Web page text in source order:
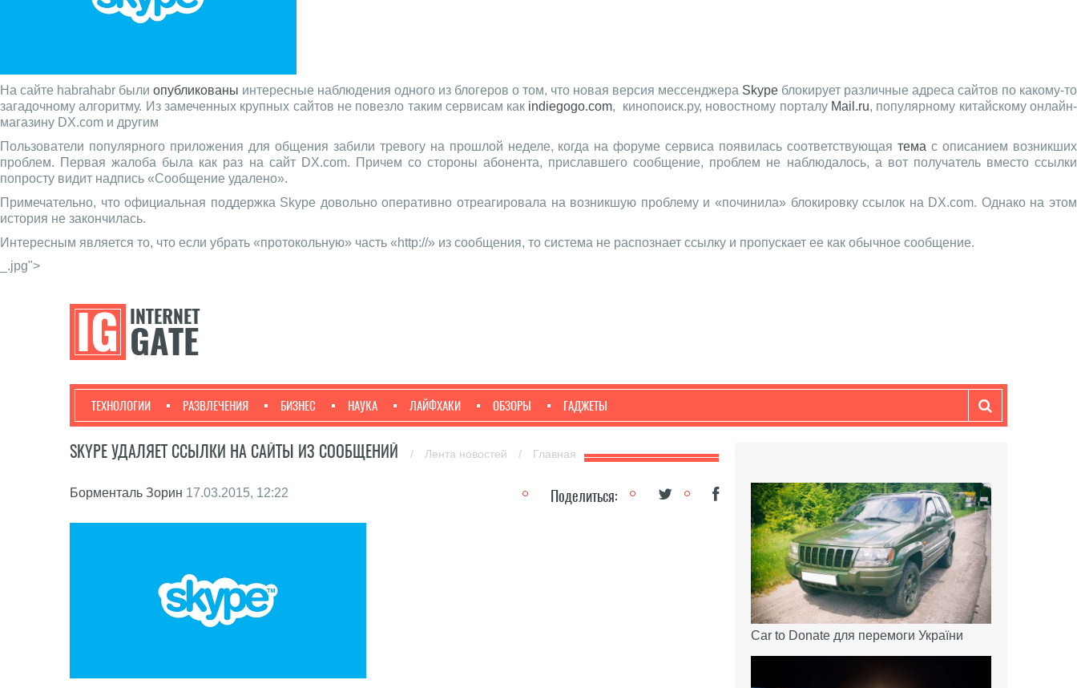
На сайте habrahabr были опубликованы интересные наблюдения одного из блогеров о том, что новая версия мессенджера Skype блокирует различные адреса сайтов по какому-то
загадочному алгоритму. Из замеченных крупных сайтов не повезло таким сервисам как indiegogo.com, кинопоиск.ру, новостному порталу Mail.ru, популярному китайскому онлайн-
магазину DX.com и другим
Пользователи популярного приложения для общения забили тревогу на прошлой неделе, когда на форуме сервиса появилась соответствующаятема с описанием возникших
проблем. Первая жалоба была как раз на сайт DX.com. Причем со стороны абонента, приславшего сообщение, проблем не наблюдалось, а вот получатель вместо ссылки
попросту видит надпись «Сообщение удалено».
Примечательно, что официальная поддержка Skype довольно оперативно отреагировала на возникшую проблему и «починила» блокировку ссылок на DX.com. Однако на этом
история не закончилась.
Интересным является то, что если убрать «протокольную» часть «http://» из сообщения, то система не распознает ссылку и пропускает ее как обычное сообщение.
_.jpg">
ТЕХНОЛОГИИ РАЗВЛЕЧЕНИЯ БИЗНЕС НАУКА ЛАЙФХАКИ ОБЗОРЫ ГАДЖЕТЫ
SKYPE УДАЛЯЕТ ССЫЛКИ НА САЙТЫ ИЗ СООБЩЕНИЙ / Лента новостей / Главная
Борменталь Зорин 17.03.2015, 12:22 Поделиться:
Car to Donate для перемоги України